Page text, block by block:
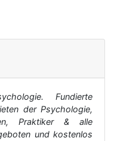
Fundierte
der Psychologie,
Praktiker & alle
und kostenlos